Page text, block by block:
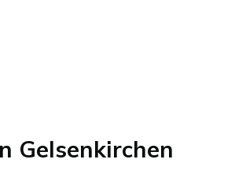
Gelsenkirchen